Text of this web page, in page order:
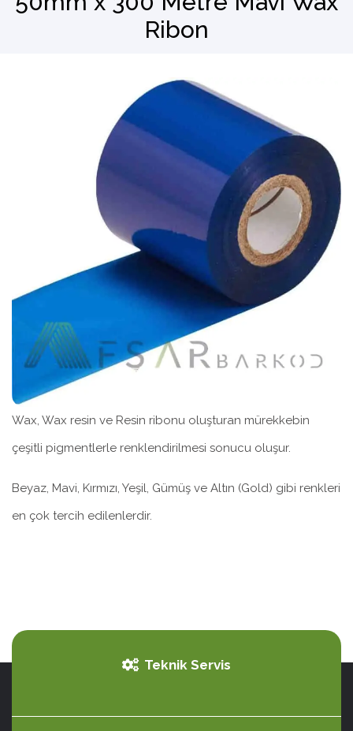
Ribon
Wax, Wax resin ve Resin ribonu oluşturan mürekkebin
çeşitli pigmentlerle renklendirilmesi sonucu oluşur.
Beyaz, Mavi, Kırmızı, Yeşil, Gümüş ve Altın (Gold) gibi renkleri
en çok tercih edilenlerdir.
Teknik Servis